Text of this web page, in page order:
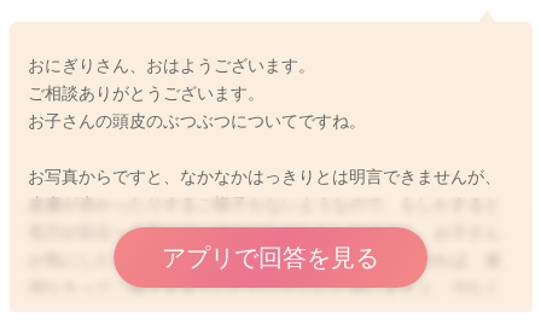
おにぎりさん、おはようございます。
ご相談ありがとうございます。
お子さんの頭皮のぶつぶつについてですね。
お写真からですと、なかなかはっきりとは明言できませんが、
皮膚が赤かったりするご様子もないようなので、もしかすると
毛穴が目立って見えているだけなのかもしれません。お子さん
が気にしたり、痛がったり、痒がったりするのでなければ、保
湿なさってご様子を見ていただいていいと思いますよ。少なく
とも緊急性はないように思いますので、もしご心配であれば、
アプリで回答を見る